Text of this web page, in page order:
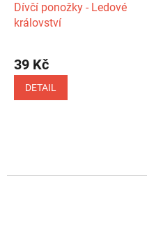
Dívčí ponožky - Ledové
království
39 Kč
DETAIL